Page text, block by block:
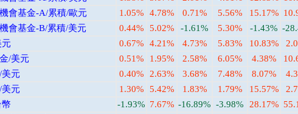
會基金-A/累積/歐元
1.05% 4.78% 0.71% 5.56% 15.17%
會基金-B/累積/美元
0.44% 5.02% -1.61% 5.30% -1.43% -
元
0.67% 4.21% 4.73% 5.83% 10.83%
/美元
0.51% 1.95% 2.58% 6.05% 4.38%
美元
0.40% 2.63% 3.68% 7.48% 8.07%
美元
1.30% 5.42% 1.83% 1.79% 15.57%
-1.93% 7.67% -16.89% -3.98% 28.17%